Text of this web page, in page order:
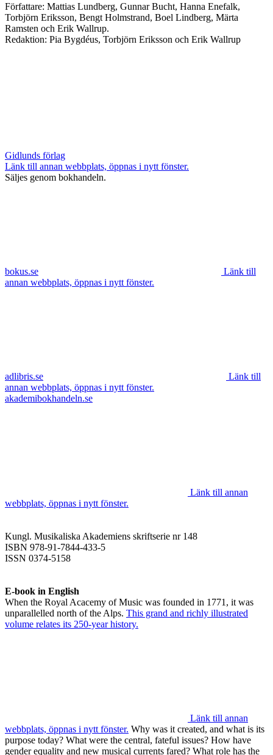
Författare: Mattias Lundberg, Gunnar Bucht, Hanna Enefalk,
Torbjörn Eriksson, Bengt Holmstrand, Boel Lindberg, Märta
Ramsten och Erik Wallrup.
Redaktion: Pia Bygdéus, Torbjörn Eriksson och Erik Wallrup
Gidlunds förlag
Länk till annan webbplats, öppnas i nytt fönster.
Säljes genom bokhandeln.
bokus.se
Länk till
annan webbplats, öppnas i nytt fönster.
adlibris.se
Länk till
annan webbplats, öppnas i nytt fönster.
akademibokhandeln.se
Länk till annan
webbplats, öppnas i nytt fönster.
Kungl. Musikaliska Akademiens skriftserie nr 148
ISBN 978-91-7844-433-5
ISSN 0374-5158
E-book in English
When the Royal Acacemy of Music was founded in 1771, it was
unparallelled north of the Alps. This grand and richly illustrated
volume relates its 250-year history.
Länk till annan
webbplats, öppnas i nytt fönster. Why was it created, and what is its
purpose today? What were the central, fateful issues? How have
gender equality and new musical currents fared? What role has the